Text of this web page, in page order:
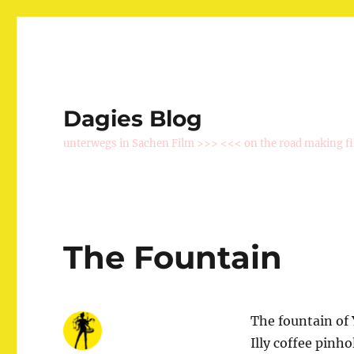
Dagies Blog
unterwegs in Sachen Film >>> <<< on the road making
The Fountain
The fountain of
Illy coffee